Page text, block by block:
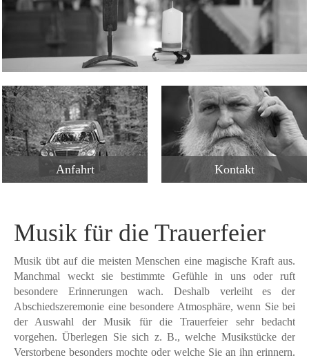
Anfahrt Kontakt
Musik für die Trauerfeier
Musik übt auf die meisten Menschen eine magische Kraft aus.
Manchmal weckt sie bestimmte Gefühle in uns oder ruft
besondere Erinnerungen wach. Deshalb verleiht es der
Abschiedszeremonie eine besondere Atmosphäre, wenn Sie bei
der Auswahl der Musik für die Trauerfeier sehr bedacht
vorgehen. Überlegen Sie sich z. B., welche Musikstücke der
Verstorbene besonders mochte oder welche Sie an ihn erinnern.